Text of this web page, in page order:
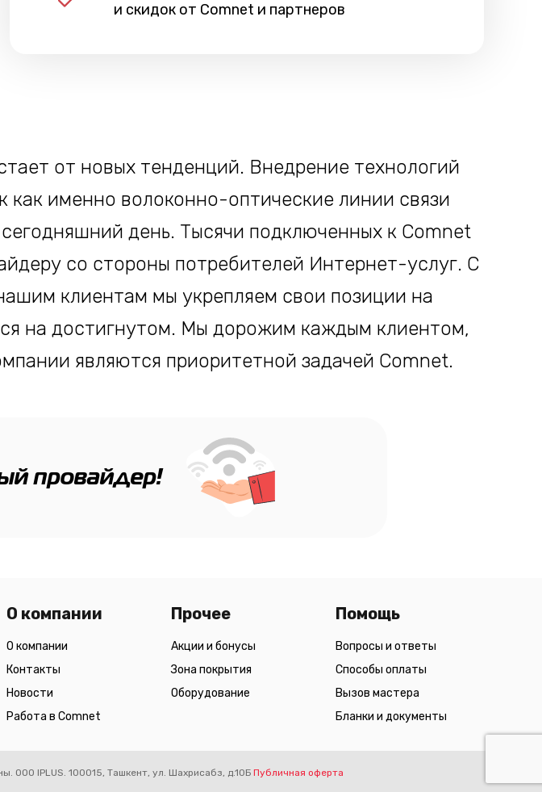
и скидок от Comnet и партнеров
от новых тенденций. Внедрение технологий
как именно волоконно-оптические линии связи
день. Тысячи подключенных к Comnet
со стороны потребителей Интернет-услуг. С
клиентам мы укрепляем свои позиции на
на достигнутом. Мы дорожим каждым клиентом,
являются приоритетной задачей Comnet.
провайдер!
О компании
О компании
Контакты
Новости
Работа в Comnet
Прочее
Акции и бонусы
Зона покрытия
Оборудование
Помощь
Вопросы и ответы
Способы оплаты
Вызов мастера
Бланки и документы
OOO IPLUS. 100015, Ташкент, ул. Шахрисабз, д.10Б Публичная оферта